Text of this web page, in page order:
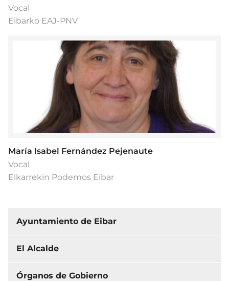
Vocal
Eibarko EAJ-PNV
María Isabel Fernández Pejenaute
Vocal
Elkarrekin Podemos Eibar
Ayuntamiento de Eibar
El Alcalde
Órganos de Gobierno